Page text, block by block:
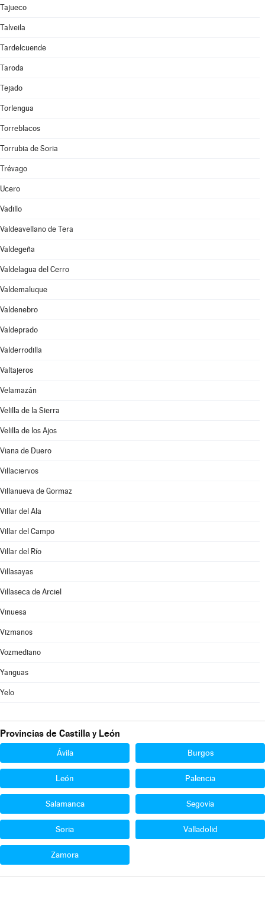
Tajueco
Talveila
Tardelcuende
Taroda
Tejado
Torlengua
Torreblacos
Torrubia de Soria
Trévago
Ucero
Vadillo
Valdeavellano de Tera
Valdegeña
Valdelagua del Cerro
Valdemaluque
Valdenebro
Valdeprado
Valderrodilla
Valtajeros
Velamazán
Velilla de la Sierra
Velilla de los Ajos
Viana de Duero
Villaciervos
Villanueva de Gormaz
Villar del Ala
Villar del Campo
Villar del Río
Villasayas
Villaseca de Arciel
Vinuesa
Vizmanos
Vozmediano
Yanguas
Yelo
Provincias de Castilla y León
Ávila Burgos
León Palencia
Salamanca Segovia
Soria Valladolid
Zamora